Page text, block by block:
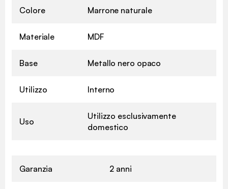
Colore Marrone naturale
Materiale MDF
Base Metallo nero opaco
Utilizzo Interno
Uso
Utilizzo esclusivamente
domestico
Garanzia 2 anni